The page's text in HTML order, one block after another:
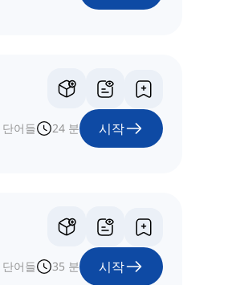
단어들 24 분 시작
단어들 35 분 시작